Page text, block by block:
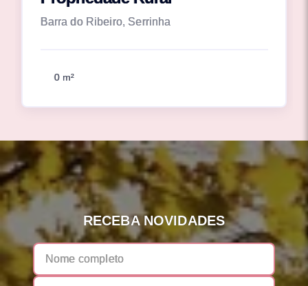
Barra do Ribeiro, Serrinha
0 m²
RECEBA NOVIDADES